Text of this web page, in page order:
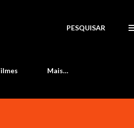
PESQUISAR
Mais…